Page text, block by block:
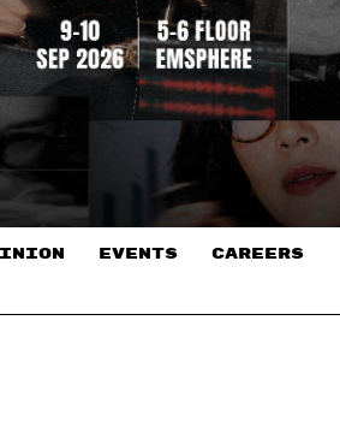
EVENTS CAREERS